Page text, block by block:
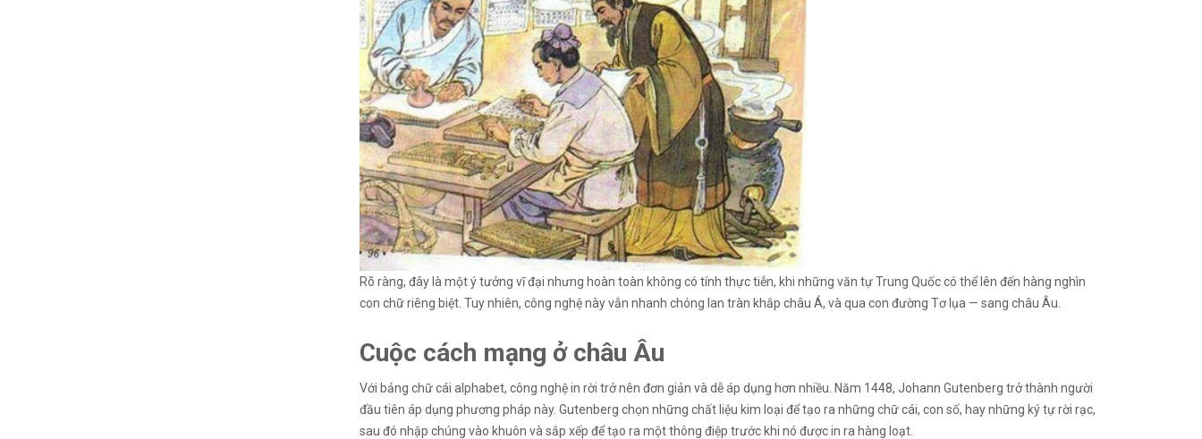
Rõ ràng, đây là một ý tưởng vĩ đại nhưng hoàn toàn không có tính thực tiễn, khi những văn tự Trung Quốc có thể lên đến hàng nghìn
con chữ riêng biệt. Tuy nhiên, công nghệ này vẫn nhanh chóng lan tràn khắp châu Á, và qua con đường Tơ lụa — sang châu Âu.
Cuộc cách mạng ở châu Âu
Với bảng chữ cái alphabet, công nghệ in rời trở nên đơn giản và dễ áp dụng hơn nhiều. Năm 1448, Johann Gutenberg trở thành người
đầu tiên áp dụng phương pháp này. Gutenberg chọn những chất liệu kim loại để tạo ra những chữ cái, con số, hay những ký tự rời rạc,
sau đó nhập chúng vào khuôn và sắp xếp để tạo ra một thông điệp trước khi nó được in ra hàng loạt.